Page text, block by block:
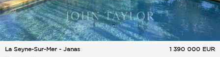
La Seyne-Sur-Mer - Janas
1 390 000 EUR